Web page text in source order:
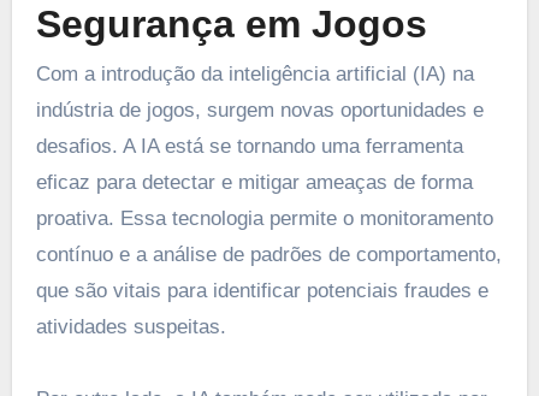
Segurança em Jogos
Com a introdução da inteligência artificial (IA) na
indústria de jogos, surgem novas oportunidades e
desafios. A IA está se tornando uma ferramenta
eficaz para detectar e mitigar ameaças de forma
proativa. Essa tecnologia permite o monitoramento
contínuo e a análise de padrões de comportamento,
que são vitais para identificar potenciais fraudes e
atividades suspeitas.